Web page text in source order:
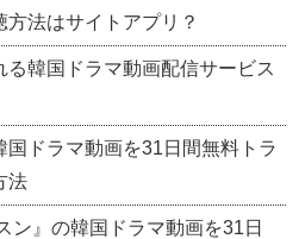
法はサイトアプリ？
る韓国ドラマ動画配信サービス
国ドラマ動画を31日間無料トラ
法
ン』の韓国ドラマ動画を31日